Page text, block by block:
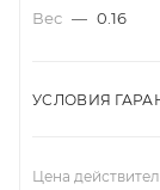
Вес — 0.16
УСЛОВИЯ
Цена